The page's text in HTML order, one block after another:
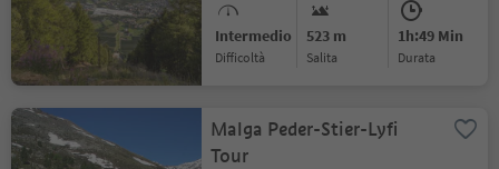
Intermedio
Difficoltà
523 m
Salita
1h:49 Min
durata
Malga Peder-Stier-Lyfi
Tour